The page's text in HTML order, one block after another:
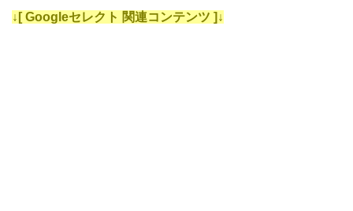
↓[ Googleセレクト 関連コンテンツ ]↓